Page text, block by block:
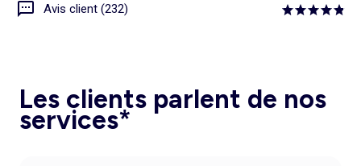
Avis client (232)
Les clients parlent de nos
services*